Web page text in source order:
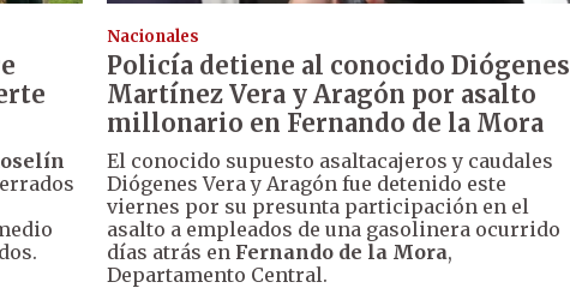
Nacionales
Policía detiene al conocido Diógenes
Martínez Vera y Aragón por asalto
millonario en Fernando de la Mora
El conocido supuesto asaltacajeros y caudales
Diógenes Vera y Aragón fue detenido este
viernes por su presunta participación en el
asalto a empleados de una gasolinera ocurrido
días atrás en Fernando de la Mora,
Departamento Central.